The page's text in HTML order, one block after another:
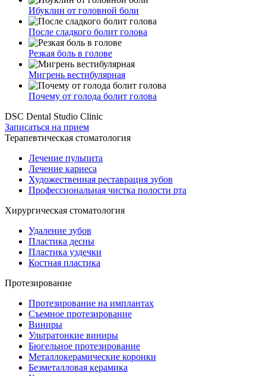
Ибуклин от головной боли
После сладкого болит голова
Резкая боль в голове
Мигрень вестибулярная
Почему от голода болит голова
DSC Dental Studio Clinic
Записаться на прием
Терапевтическая стоматология
Лечение пульпита
Лечение кариеса
Художественная реставрация зубов
Профессиональная чистка полости рта
Хирургическая стоматология
Удаление зубов
Пластика десны
Пластика уздечки
Костная пластика
Протезирование
Протезирование на имплантах
Съемное протезирование
Виниры
Ультратонкие виниры
Бюгельное протезирование
Металлокерамические коронки
Безметалловая керамика